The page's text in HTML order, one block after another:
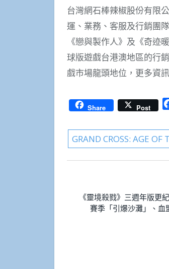
台灣網石棒辣椒股份有限
運、業務、客服及行銷團
《戀與製作人》及《奇
球版遊戲台港澳地區的行
戲市場龍頭地位，更多資
Share Post
GRAND CROSS: AGE OF
《靈境殺戮》三週年版更
賽季「引爆沙灘」、血